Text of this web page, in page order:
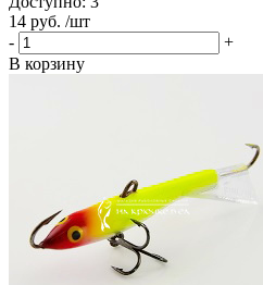
14 руб. /шт
-
+
В корзину